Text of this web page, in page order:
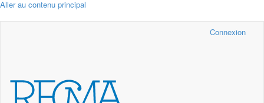
Aller au contenu principal
Connexion